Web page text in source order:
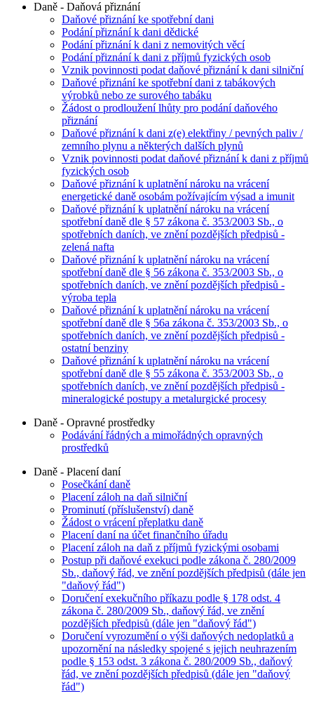
Daně - Daňová přiznání
Daňové přiznání ke spotřební dani
Podání přiznání k dani dědické
Podání přiznání k dani z nemovitých věcí
Podání přiznání k dani z příjmů fyzických osob
Vznik povinnosti podat daňové přiznání k dani silniční
Daňové přiznání ke spotřební dani z tabákových
výrobků nebo ze surového tabáku
Žádost o prodloužení lhůty pro podání daňového
přiznání
Daňové přiznání k dani z(e) elektřiny / pevných paliv /
zemního plynu a některých dalších plynů
Vznik povinnosti podat daňové přiznání k dani z příjmů
fyzických osob
Daňové přiznání k uplatnění nároku na vrácení
energetické daně osobám požívajícím výsad a imunit
Daňové přiznání k uplatnění nároku na vrácení
spotřební daně dle § 57 zákona č. 353/2003 Sb., o
spotřebních daních, ve znění pozdějších předpisů -
zelená nafta
Daňové přiznání k uplatnění nároku na vrácení
spotřební daně dle § 56 zákona č. 353/2003 Sb., o
spotřebních daních, ve znění pozdějších předpisů -
výroba tepla
Daňové přiznání k uplatnění nároku na vrácení
spotřební daně dle § 56a zákona č. 353/2003 Sb., o
spotřebních daních, ve znění pozdějších předpisů -
ostatní benziny
Daňové přiznání k uplatnění nároku na vrácení
spotřební daně dle § 55 zákona č. 353/2003 Sb., o
spotřebních daních, ve znění pozdějších předpisů -
mineralogické postupy a metalurgické procesy
Daně - Opravné prostředky
Podávání řádných a mimořádných opravných
prostředků
Daně - Placení daní
Posečkání daně
Placení záloh na daň silniční
Prominutí (příslušenství) daně
Žádost o vrácení přeplatku daně
Placení daní na účet finančního úřadu
Placení záloh na daň z příjmů fyzickými osobami
Postup při daňové exekuci podle zákona č. 280/2009
Sb., daňový řád, ve znění pozdějších předpisů (dále jen
"daňový řád")
Doručení exekučního příkazu podle § 178 odst. 4
zákona č. 280/2009 Sb., daňový řád, ve znění
pozdějších předpisů (dále jen "daňový řád")
Doručení vyrozumění o výši daňových nedoplatků a
upozornění na následky spojené s jejich neuhrazením
podle § 153 odst. 3 zákona č. 280/2009 Sb., daňový
řád, ve znění pozdějších předpisů (dále jen "daňový
řád")